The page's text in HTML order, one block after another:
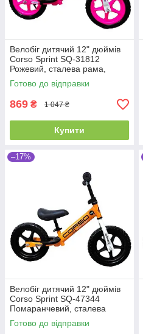
Велобіг дитячий 12" дюймів
Corso Sprint SQ-31812
Рожевий, сталева рама,
колеса EVA (піна), підставка
для ніжок, біговел
Готово до відправки
869 ₴ 1 047 ₴
Купити
–17%
Велобіг дитячий 12" дюймів
Corso Sprint SQ-47344
Помаранчевий, сталева
рама, колеса EVA (піна),
підставка для ніжок, біговел
Готово до відправки